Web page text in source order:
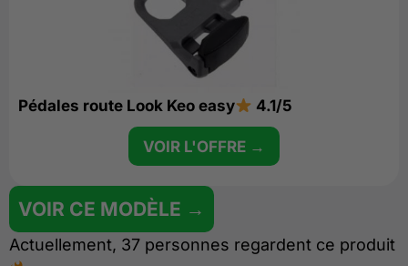
VOIR CE MODÈLE →
Actuellement, 37 personnes regardent ce produit
Pédales route Look Keo easy 4.1/5
VOIR L'OFFRE →